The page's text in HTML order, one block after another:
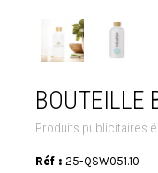
BOUTEILLE
Produits publicitaires
Réf : 25-QSW051.10